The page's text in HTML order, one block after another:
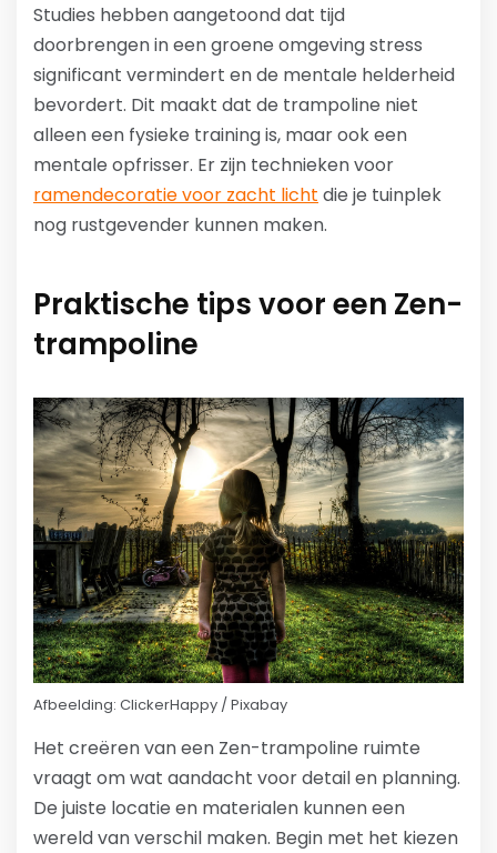
Studies hebben aangetoond dat tijd
doorbrengen in een groene omgeving stress
significant vermindert en de mentale helderheid
bevordert. Dit maakt dat de trampoline niet
alleen een fysieke training is, maar ook een
mentale opfrisser. Er zijn technieken voor
ramendecoratie voor zacht licht die je tuinplek
nog rustgevender kunnen maken.
Praktische tips voor een Zen-
trampoline
Afbeelding: ClickerHappy / Pixabay
Het creëren van een Zen-trampoline ruimte
vraagt om wat aandacht voor detail en planning.
De juiste locatie en materialen kunnen een
wereld van verschil maken. Begin met het kiezen